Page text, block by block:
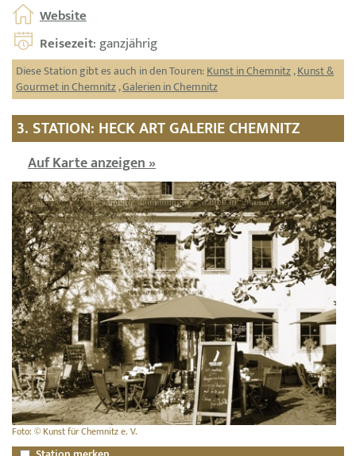
Website
Reisezeit: ganzjährig
Diese Station gibt es auch in den Touren:Kunst in Chemnitz,Kunst &
Gourmet in Chemnitz,Galerien in Chemnitz
3. STATION: HECK ART GALERIE CHEMNITZ
Auf Karte anzeigen »
Foto: © Kunst für Chemnitz e. V.